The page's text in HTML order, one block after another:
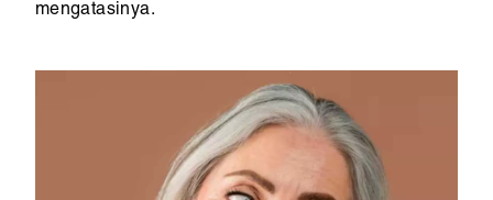
mengatasinya.